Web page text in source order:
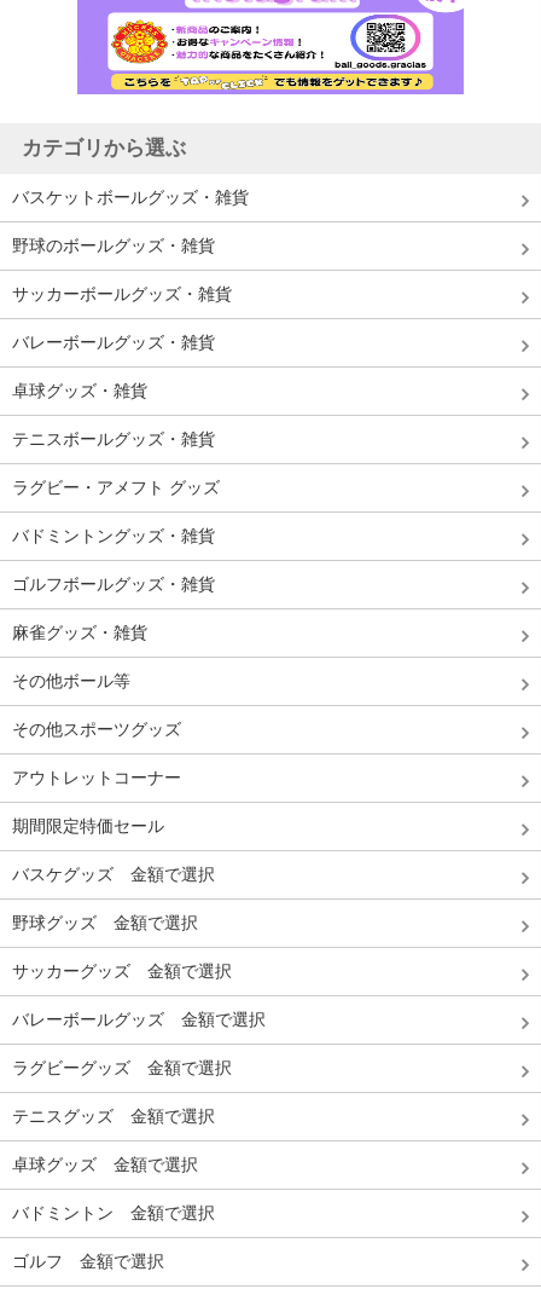
カテゴリから選ぶ
バスケットボールグッズ・雑貨
野球のボールグッズ・雑貨
サッカーボールグッズ・雑貨
バレーボールグッズ・雑貨
卓球グッズ・雑貨
テニスボールグッズ・雑貨
ラグビー・アメフト グッズ
バドミントングッズ・雑貨
ゴルフボールグッズ・雑貨
麻雀グッズ・雑貨
その他ボール等
その他スポーツグッズ
アウトレットコーナー
期間限定特価セール
バスケグッズ 金額で選択
野球グッズ 金額で選択
サッカーグッズ 金額で選択
バレーボールグッズ 金額で選択
ラグビーグッズ 金額で選択
テニスグッズ 金額で選択
卓球グッズ 金額で選択
バドミントン 金額で選択
ゴルフ 金額で選択